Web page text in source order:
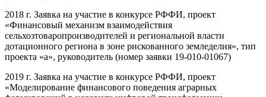
2018 г. Заявка на участие в конкурсе РФФИ, проект
«Финансовый механизм взаимодействия
сельхозтоваропроизводителей и региональной власти
дотационного региона в зоне рискованного земледелия», тип
проекта «а», руководитель (номер заявки 19-010-01067)
2019 г. Заявка на участие в конкурсе РФФИ, проект
«Моделирование финансового поведения аграрных